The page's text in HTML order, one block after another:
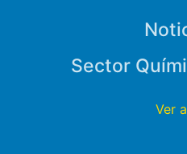
Sector
Ver